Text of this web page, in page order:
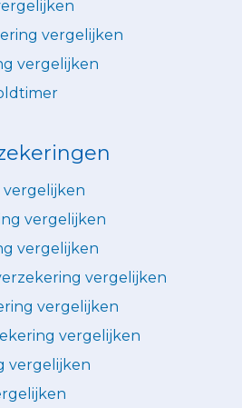
vergelijken
vergelijken
vergelijken
vergelijken
vergelijken
vergelijken
vergelijken
vergelijken